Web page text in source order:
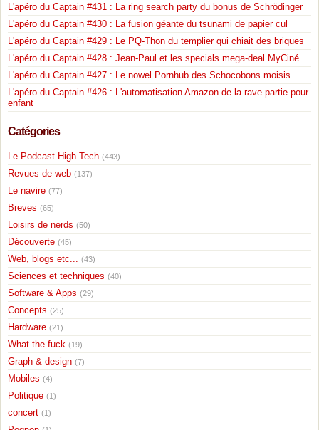
L'apéro du Captain #431 : La ring search party du bonus de Schrödinger
L'apéro du Captain #430 : La fusion géante du tsunami de papier cul
L'apéro du Captain #429 : Le PQ-Thon du templier qui chiait des briques
L'apéro du Captain #428 : Jean-Paul et les specials mega-deal MyCiné
L'apéro du Captain #427 : Le nowel Pornhub des Schocobons moisis
L'apéro du Captain #426 : L'automatisation Amazon de la rave partie pour
enfant
Catégories
Le Podcast High Tech (443)
Revues de web (137)
Le navire (77)
Breves (65)
Loisirs de nerds (50)
Découverte (45)
Web, blogs etc... (43)
Sciences et techniques (40)
Software & Apps (29)
Concepts (25)
Hardware (21)
What the fuck (19)
Graph & design (7)
Mobiles (4)
Politique (1)
concert (1)